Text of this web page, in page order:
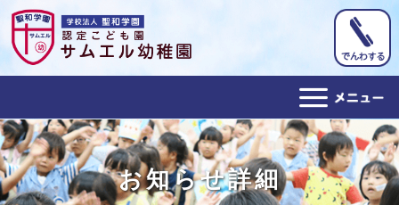
ホーム
幼稚園概要
お知らせ詳細